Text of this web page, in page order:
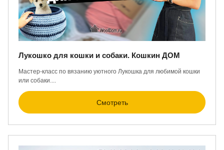
Лукошко для кошки и собаки. Кошкин ДОМ
Мастер-класс по вязанию уютного Лукошка для любимой кошки
или собаки....
Смотреть